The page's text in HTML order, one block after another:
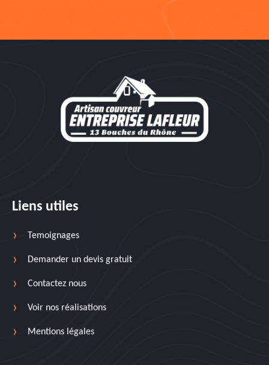
Liens utiles
Temoignages
Demander un devis gratuit
Contactez nous
Voir nos réalisations
Mentions légales